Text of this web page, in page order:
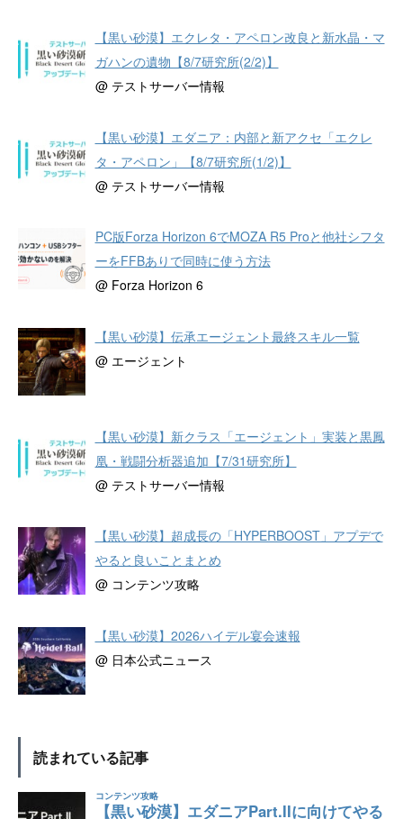
【黒い砂漠】エクレタ・アペロン改良と新水晶・マ
ガハンの遺物【8/7研究所(2/2)】
@ テストサーバー情報
【黒い砂漠】エダニア：内部と新アクセ「エクレ
タ・アペロン」【8/7研究所(1/2)】
@ テストサーバー情報
PC版Forza Horizon 6でMOZA R5 Proと他社シフタ
ーをFFBありで同時に使う方法
@ Forza Horizon 6
【黒い砂漠】伝承エージェント最終スキル一覧
@ エージェント
【黒い砂漠】新クラス「エージェント」実装と黒鳳
凰・戦闘分析器追加【7/31研究所】
@ テストサーバー情報
【黒い砂漠】超成長の「HYPERBOOST」アプデで
やると良いことまとめ
@ コンテンツ攻略
【黒い砂漠】2026ハイデル宴会速報
@ 日本公式ニュース
読まれている記事